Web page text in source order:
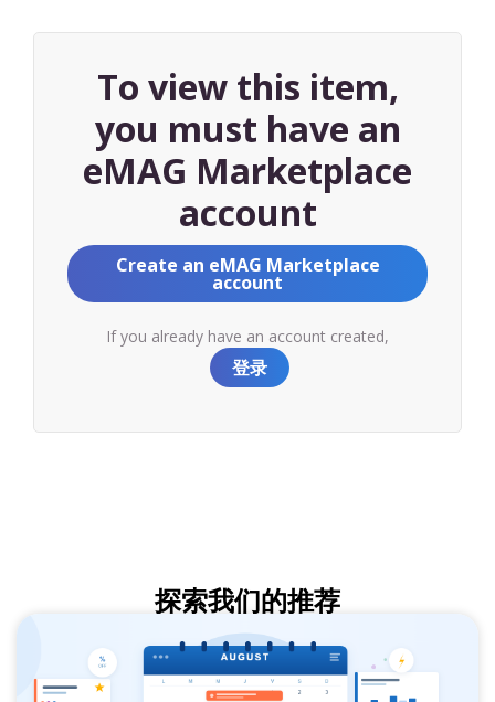
To view this item,
you must have an
eMAG Marketplace
account
Create an eMAG Marketplace
account
If you already have an account created,
登录
探索我们的推荐